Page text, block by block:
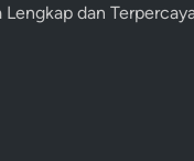
dan